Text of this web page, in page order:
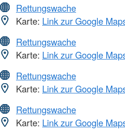
Rettungswache
Karte: Link zur Google
Rettungswache
Karte: Link zur Google
Rettungswache
Karte: Link zur Google
Rettungswache
Karte: Link zur Google